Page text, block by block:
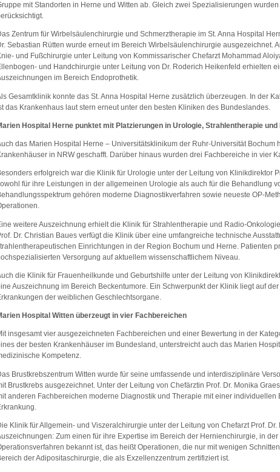
mit Standorten in Herne und Witten ab. Gleich zwei Spezialisierungen
Zentrum für Wirbelsäulenchirurgie und Schmerztherapie im St. Anna Hospital
Sebastian Rütten wurde erneut im Bereich Wirbelsäulenchirurgie ausgezeichnet.
und Fußchirurgie unter Leitung von Kommissarischer Chefarzt Mohammad
und Handchirurgie unter Leitung von Dr. Roderich Heikenfeld erhielten
im Bereich Endoprothetik.
Gesamtklinik konnte das St. Anna Hospital Herne zusätzlich überzeugen. In der
das Krankenhaus laut stern erneut unter den besten Kliniken des Bundeslandes.
Hospital Herne punktet mit Platzierungen in Urologie, Strahlentherapie
das Marien Hospital Herne – Universitätsklinikum der Ruhr-Universität Bochum
in NRW geschafft. Darüber hinaus wurden drei Fachbereiche in vier
erfolgreich war die Klinik für Urologie unter der Leitung von Klinikdirektor
für ihre Leistungen in der allgemeinen Urologie als auch für die Behandlung
gehören moderne Diagnostikverfahren sowie neueste OP-
weitere Auszeichnung erhielt die Klinik für Strahlentherapie und Radio-
Dr. Christian Baues verfügt die Klinik über eine umfangreiche technische
Einrichtungen in der Region Bochum und Herne. Patienten
Versorgung auf aktuellem wissenschaftlichem Niveau.
die Klinik für Frauenheilkunde und Geburtshilfe unter der Leitung von
Auszeichnung im Bereich Beckentumore. Ein Schwerpunkt der Klinik liegt auf
der weiblichen Geschlechtsorgane.
Hospital Witten überzeugt in vier Fachbereichen
insgesamt vier ausgezeichneten Fachbereichen und einer Bewertung in der
der besten Krankenhäuser im Bundesland, unterstreicht auch das Marien
Kompetenz.
Brustkrebszentrum Witten wurde für seine umfassende und interdisziplinäre
Brustkrebs ausgezeichnet. Unter der Leitung von Chefärztin Prof. Dr. Monika
anderen Fachbereichen moderne Diagnostik und Therapie mit einer
Klinik für Allgemein- und Viszeralchirurgie unter der Leitung von Chefarzt Prof.
Zum einen für ihre Expertise im Bereich der Hernienchirurgie, in
bekannt ist, das heißt Operationen, die nur mit wenigen
der Adipositaschirurgie, die als Exzellenzzentrum zertifiziert ist.